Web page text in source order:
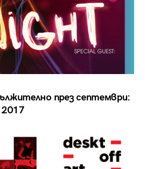
през септември: